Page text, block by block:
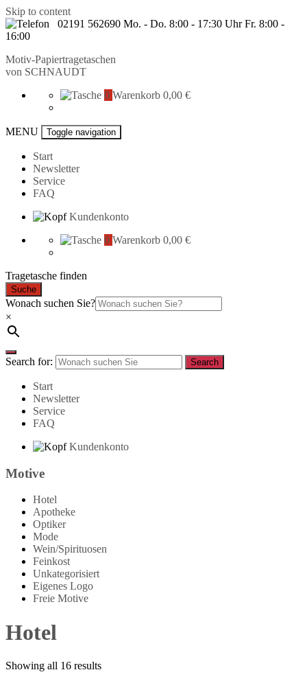
Skip to content
02191 562690 Mo. - Do. 8:00 - 17:30 Uhr Fr. 8:00 -
16:00
Motiv-Papiertragetaschen
von SCHNAUDT
0 Warenkorb 0,00 €
MENU Toggle navigation
Start
Newsletter
Service
FAQ
Kundenkonto
0 Warenkorb 0,00 €
Tragetasche finden
Suche
Wonach suchen Sie?
×
Search for: Search
Start
Newsletter
Service
FAQ
Kundenkonto
Motive
Hotel
Apotheke
Optiker
Mode
Wein/Spirituosen
Feinkost
Unkategorisiert
Eigenes Logo
Freie Motive
Hotel
Showing all 16 results